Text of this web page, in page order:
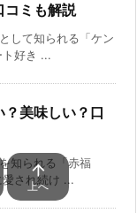
コミも解説
して知られる「ケン
ト好き ...
美味しい？口
知られる「赤福
され続け ...

上へ